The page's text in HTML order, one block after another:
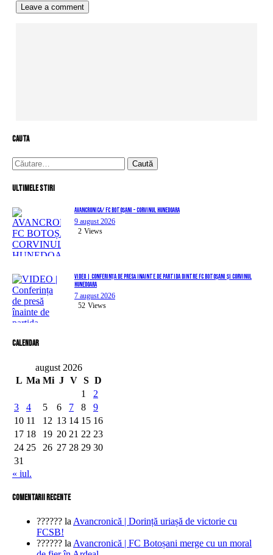
cauta
Caută
după:
Ultimele stiri
AVANCRONICA/ FC BOTOȘANI – CORVINUL HUNEDOARA
9 august 2026
2 Views
VIDEO | Conferința de presă înainte de partida dintre FC Botoșani și Corvinul
Hunedoara
7 august 2026
52 Views
Calendar
august 2026
L Ma Mi J V S D
1
2
3
4 5 6 7 8
9
10 11 12 13 14 15 16
17 18 19 20 21 22 23
24 25 26 27 28 29 30
31
« iul.
comentarii recente
?????? la Avancronică | Dorință uriașă de victorie cu
FCSB!
?????? la Avancronică | FC Botoșani merge cu un moral